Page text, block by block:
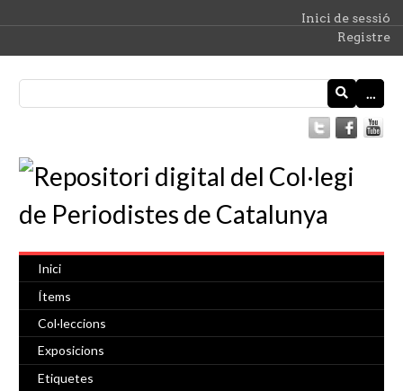
Inici de sessió
Registre
…
Inici
Ítems
Col·leccions
Exposicions
Etiquetes